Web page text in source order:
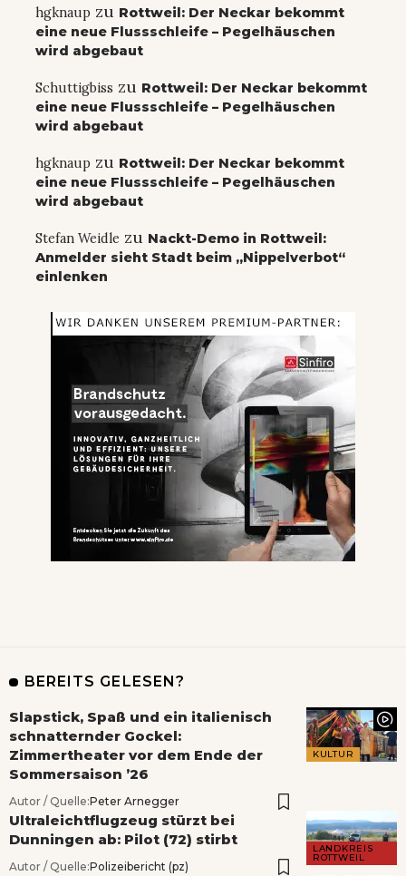
hgknaup zu Rottweil: Der Neckar bekommt
eine neue Flussschleife – Pegelhäuschen
wird abgebaut
Schuttigbiss zu Rottweil: Der Neckar bekommt
eine neue Flussschleife – Pegelhäuschen
wird abgebaut
hgknaup zu Rottweil: Der Neckar bekommt
eine neue Flussschleife – Pegelhäuschen
wird abgebaut
Stefan Weidle zu Nackt-Demo in Rottweil:
Anmelder sieht Stadt beim „Nippelverbot“
einlenken
BEREITS GELESEN?
KULTUR
Slapstick, Spaß und ein italienisch
schnatternder Gockel:
Zimmertheater vor dem Ende der
Sommersaison ’26
Autor / Quelle:Peter Arnegger
LANDKREIS
ROTTWEIL
Ultraleichtflugzeug stürzt bei
Dunningen ab: Pilot (72) stirbt
Autor / Quelle:Polizeibericht (pz)